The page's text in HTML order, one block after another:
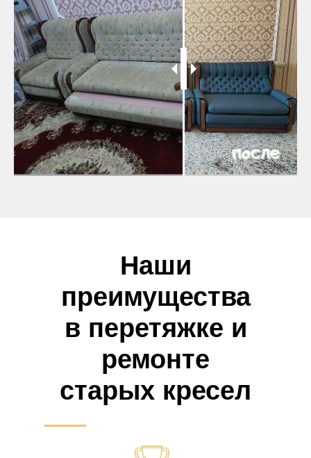
Наши
преимущества
в перетяжке и
ремонте
старых кресел